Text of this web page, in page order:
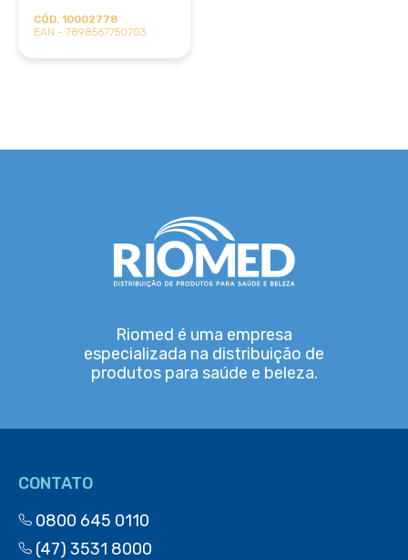
CÓD. 10002778
EAN - 7898567750703
Riomed é uma empresa
especializada na distribuição de
produtos para saúde e beleza.
CONTATO
0800 645 0110
(47) 3531 8000